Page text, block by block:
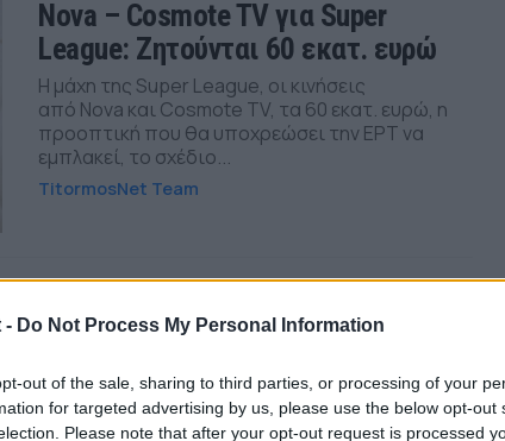
- Do Not Process My Personal Information
out of the sale, sharing to third parties, or processing of your
for targeted advertising by us, please use the below opt-out
Please note that after your opt-out request is processed
Nova – Cosmote TV για Super
League: Ζητούνται 60 εκατ. ευρώ
Η μάχη της Super League, οι κινήσεις
από Nova και Cosmote TV, τα 60 εκατ. ευρώ, η
προοπτική που θα υποχρεώσει την ΕΡΤ να
εμπλακεί, το σχέδιο...
TitormosNet Team
/ 5 έτη
Γ’ Εθνική: «Ξεκλείδωσε» το
Με 3 γκολ στο τελευταίο 20λεπτο και «χρυσή»
αλλαγή τον πολύπειρο Κούσα, ο Τηλυκράτης